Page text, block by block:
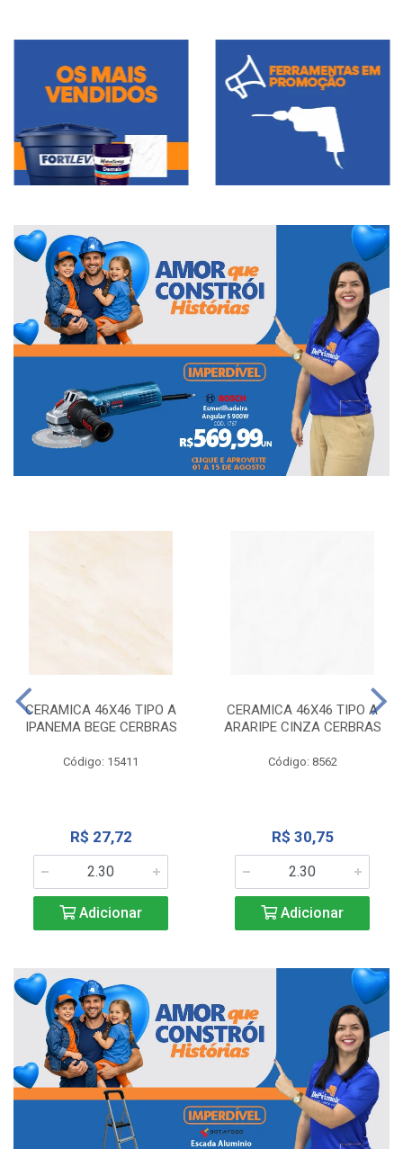
CERAMICA 46X46 TIPO A
IPANEMA BEGE CERBRAS
Código: 15411
R$ 27,72
Adicionar
CERAMICA 46X46 TIPO A
ARARIPE CINZA CERBRAS
Código: 8562
R$ 30,75
Adicionar